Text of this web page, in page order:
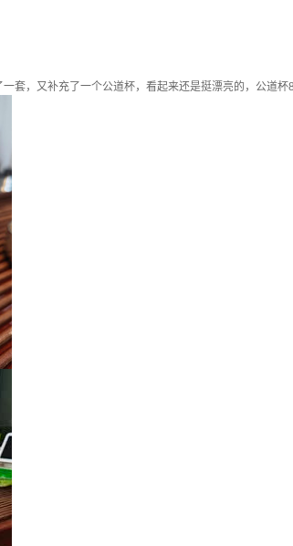
套，又补充了一个公道杯，看起来还是挺漂亮的，公道